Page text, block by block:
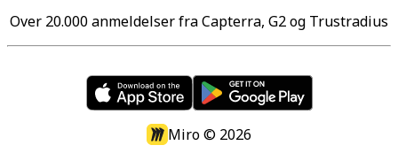
Over 20.000 anmeldelser fra Capterra, G2 og Trustradius
Miro © 2026